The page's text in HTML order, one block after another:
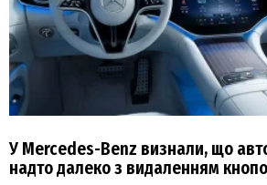
У Mercedes-Benz визнали, що
надто далеко з видаленням